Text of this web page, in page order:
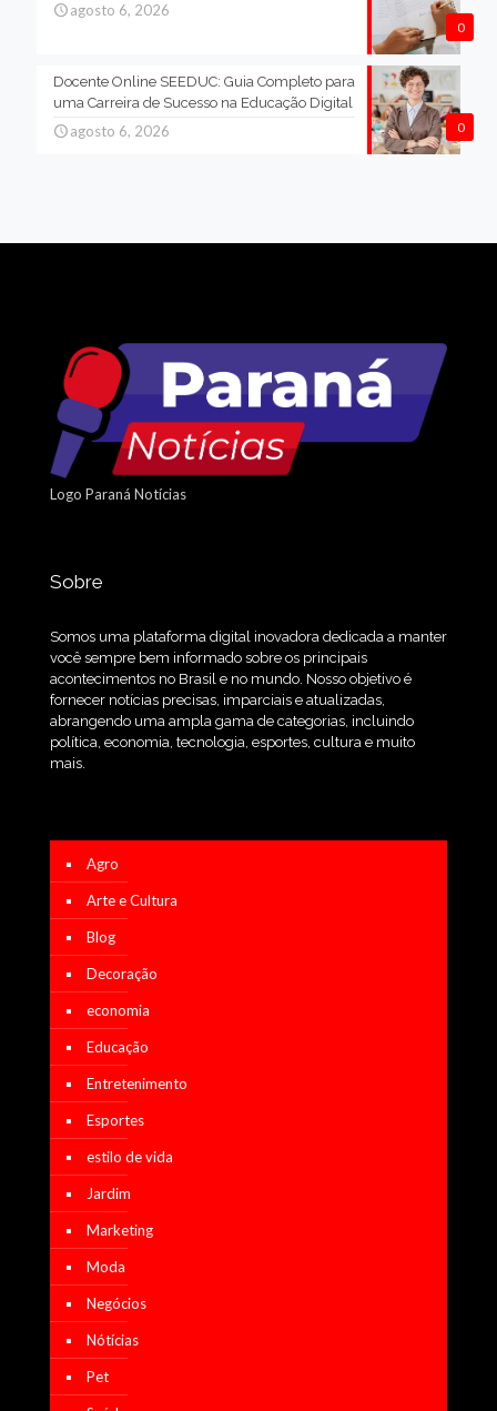
0
agosto 6, 2026
0
Docente Online SEEDUC: Guia Completo para
uma Carreira de Sucesso na Educação Digital
agosto 6, 2026
Logo Paraná Notícias
Sobre
Somos uma plataforma digital inovadora dedicada a manter
você sempre bem informado sobre os principais
acontecimentos no Brasil e no mundo. Nosso objetivo é
fornecer notícias precisas, imparciais e atualizadas,
abrangendo uma ampla gama de categorias, incluindo
política, economia, tecnologia, esportes, cultura e muito
mais.
Agro
Arte e Cultura
Blog
Decoração
economia
Educação
Entretenimento
Esportes
estilo de vida
Jardim
Marketing
Moda
Negócios
Nótícias
Pet